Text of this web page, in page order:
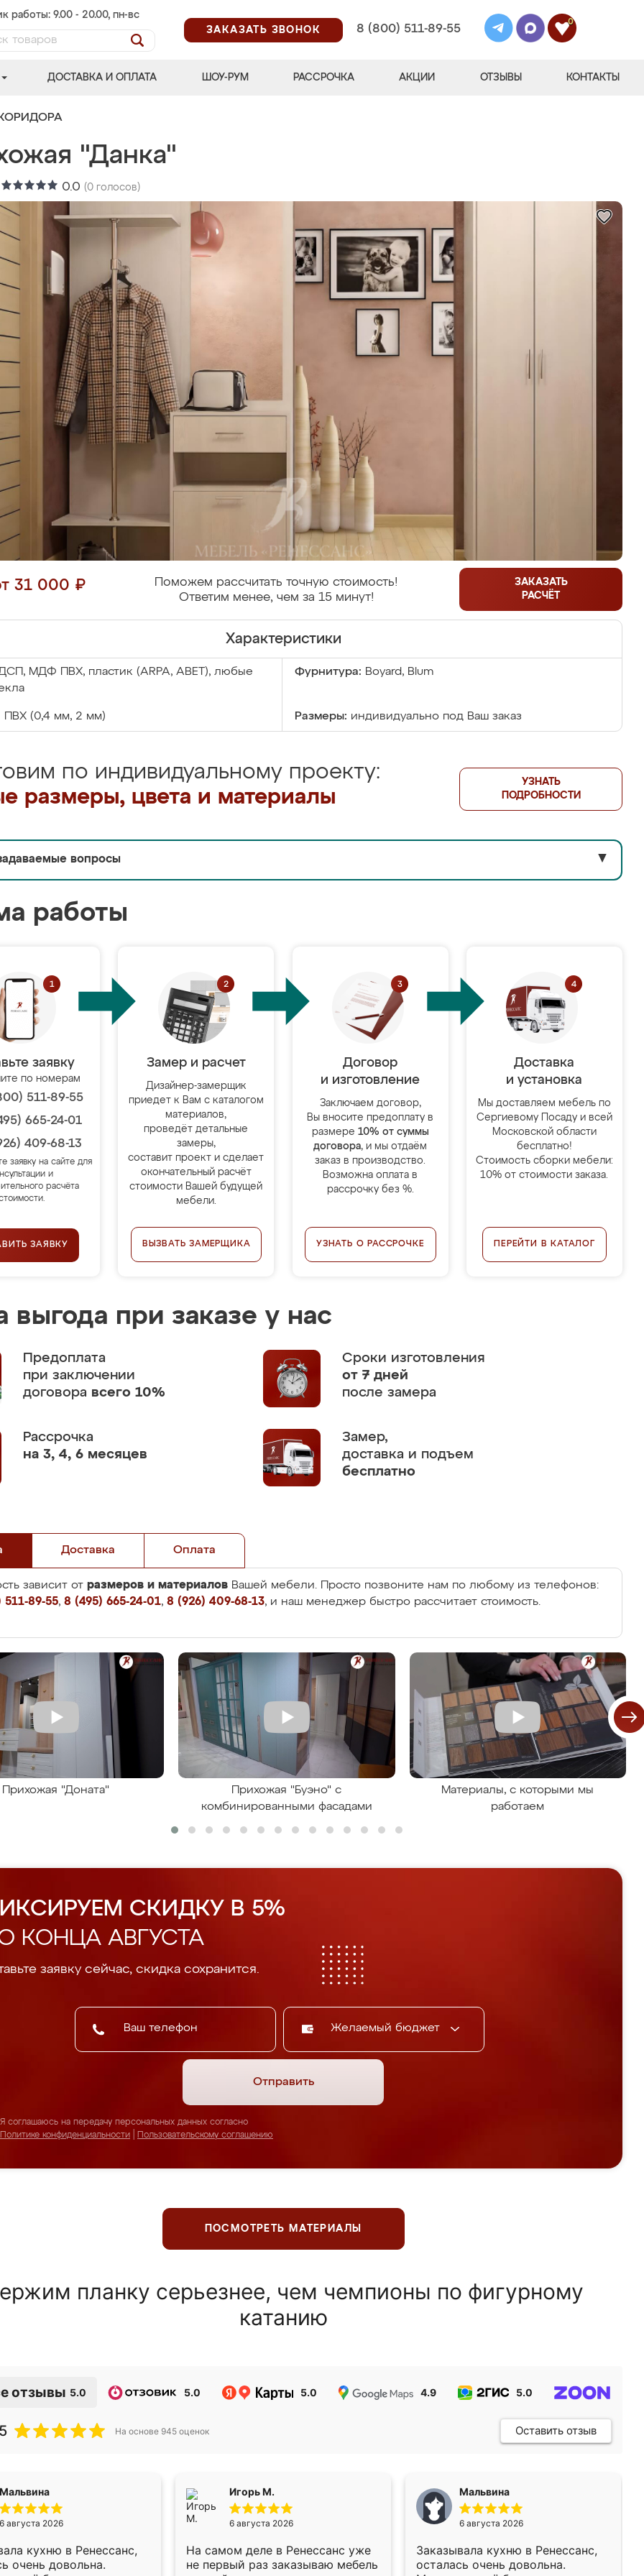
работы: 9.00 - 20.00, пн-вс
ЗАКАЗАТЬ ЗВОНОК
8 (800) 511-89-55
0
ДОСТАВКА И ОПЛАТА ШОУ-РУМ РАССРОЧКА АКЦИИ ОТЗЫВЫ КОНТАКТЫ
"Данка"
0.0 (0 голосов)
31 000 ₽
Поможем рассчитать точную стоимость!
Ответим менее, чем за 15 минут!
ЗАКАЗАТЬ
РАСЧЁТ
Характеристики
МДФ ПВХ, пластик (ARPA, ABET), любые
Фурнитура: Boyard, Blum
ПВХ (0,4 мм, 2 мм) Размеры: индивидуально под Ваш заказ
по индивидуальному проекту:
размеры, цвета и материалы
УЗНАТЬ
ПОДРОБНОСТИ
вопросы ▼
работы
заявку
по номерам
511-89-55
665-24-01
409-68-13
заявку на сайте для
и
расчёта
ЗАЯВКУ
Замер и расчет
Дизайнер-замерщик
приедет к Вам с каталогом
материалов,
проведёт детальные
замеры,
составит проект и сделает
окончательный расчёт
стоимости Вашей будущей
мебели.
ВЫЗВАТЬ ЗАМЕРЩИКА
Договор
и изготовление
Заключаем договор,
Вы вносите предоплату в
размере 10% от суммы
договора, и мы отдаём
заказ в производство.
Возможна оплата в
рассрочку без %.
УЗНАТЬ О РАССРОЧКЕ
Доставка
и установка
Мы доставляем мебель по
Сергиевому Посаду и всей
Московской области
бесплатно!
Стоимость сборки мебели:
10% от стоимости заказа.
ПЕРЕЙТИ В КАТАЛОГ
выгода при заказе у нас
Предоплата
при заключении
договора всего 10%
Сроки изготовления
от 7 дней
после замера
Рассрочка
на 3, 4, 6 месяцев
Замер,
доставка и подъем
бесплатно
Доставка Оплата
зависит от размеров и материалов Вашей мебели. Просто позвоните нам по любому из телефонов:
89-55, 8 (495) 665-24-01, 8 (926) 409-68-13, и наш менеджер быстро рассчитает стоимость.
Прихожая "Доната"
Прихожая "Буэно" с
комбинированными фасадами
Материалы, с которыми мы
работаем
СКИДКУ В 5%
КОНЦА АВГУСТА
заявку сейчас, скидка сохранится.
Желаемый бюджет
Отправить
Я соглашаюсь на передачу персональных данных согласно
Политике конфиденциальности
Пользовательскому соглашению
ПОСМОТРЕТЬ МАТЕРИАЛЫ
планку серьезнее, чем чемпионы по фигурному
катанию
отзывы 5.0 5.0 5.0 4.9 5.0
На основе 945 оценок Оставить отзыв
Мальвина
6 августа 2026
кухню в Ренессанс,
очень довольна.
Игорь М.
6 августа 2026
На самом деле в Ренессанс уже
не первый раз заказываю мебель
Мальвина
6 августа 2026
Заказывала кухню в Ренессанс,
осталась очень довольна.